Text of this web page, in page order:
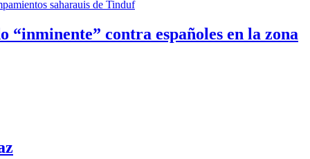
contra españoles en la zona